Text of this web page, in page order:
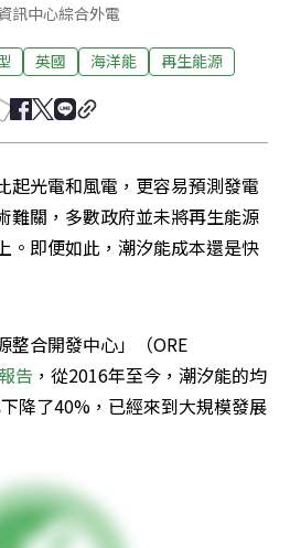
訊中心綜合外電
英國 海洋能 再生能源
起光電和風電，更容易預測發電
難關，多數政府並未將再生能源
。即便如此，潮汐能成本還是快
整合開發中心」（ORE
告 ，從2016年至今，潮汐能的均
降了40%，已經來到大規模發展